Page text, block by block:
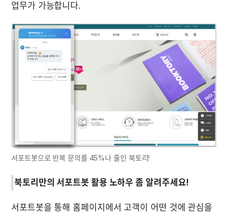
업무가 가능합니다.
서포트봇으로 반복 문의를 45%나 줄인 북토리!
북토리만의 서포트봇 활용 노하우 좀 알려주세요!
서포트봇을 통해 홈페이지에서 고객이 어떤 것에 관심을